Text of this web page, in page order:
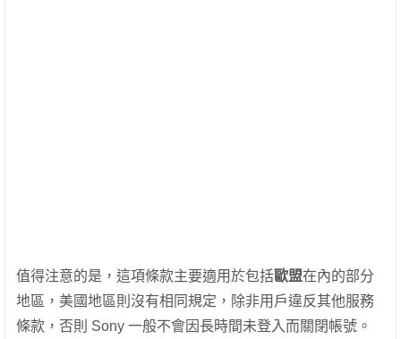
值得注意的是，這項條款主要適用於包括歐盟在內的部分
地區，美國地區則沒有相同規定，除非用戶違反其他服務
條款，否則 Sony 一般不會因長時間未登入而關閉帳號。